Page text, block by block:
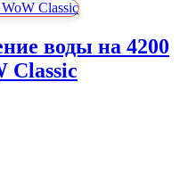
воды на 4200
Classic